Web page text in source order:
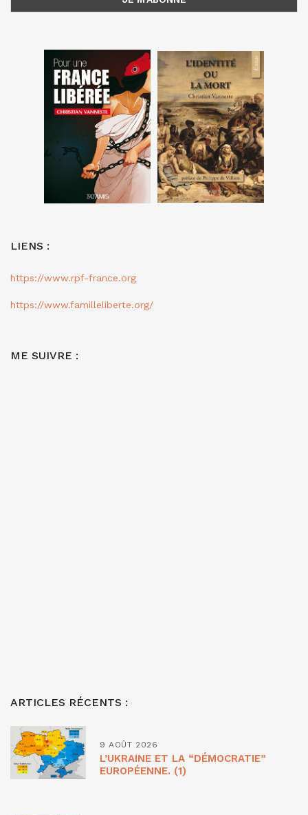
LIENS :
https://www.rpf-france.org
https://www.familleliberte.org/
ME SUIVRE :
ARTICLES RÉCENTS :
9 AOÛT 2026
L’UKRAINE ET LA “DÉMOCRATIE”
EUROPÉENNE. (1)